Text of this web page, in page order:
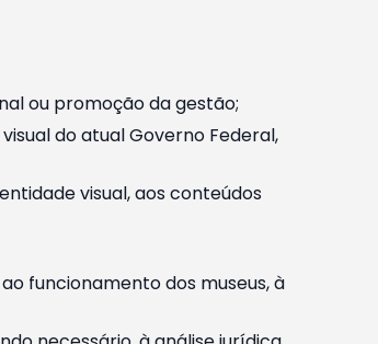
ou promoção da gestão;
do atual Governo Federal,
visual, aos conteúdos
funcionamento dos museus, à